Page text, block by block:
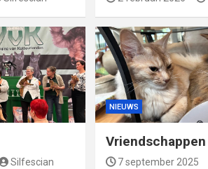
Silfescian
NIEUWS
Vriendschappen
7 september 2025